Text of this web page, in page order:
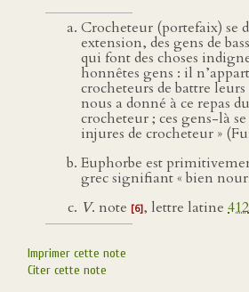
Crocheteur (portefaix) se
extension, des gens de
qui font des choses
honnêtes gens : il
crocheteurs de battre
nous a donné à ce repas
crocheteur ; ces gens-là
injures de crocheteur »
Euphorbe est
grec signifiant « bien
V. note [6], lettre latine 412
Imprimer cette note
Citer cette note